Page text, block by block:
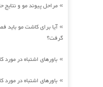
» مراحل پیوند مو و نتایج
»آیا برای کاشت مو باید
گرفت؟
» باورهای اشتباه در
» باورهای اشتباه در